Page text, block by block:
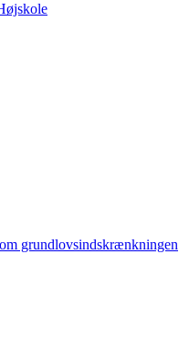
grundlovsindskrænkningen